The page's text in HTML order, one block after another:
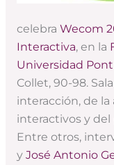
celebra Wecom
Interactiva, en la
Universidad
Collet, 90-98.
interacción, de
interactivos y
Entre otros,
y José Antonio